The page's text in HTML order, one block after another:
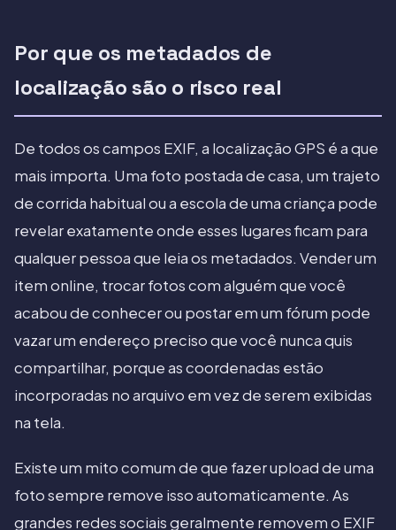
Por que os metadados de
localização são o risco real
De todos os campos EXIF, a localização GPS é a que
mais importa. Uma foto postada de casa, um trajeto
de corrida habitual ou a escola de uma criança pode
revelar exatamente onde esses lugares ficam para
qualquer pessoa que leia os metadados. Vender um
item online, trocar fotos com alguém que você
acabou de conhecer ou postar em um fórum pode
vazar um endereço preciso que você nunca quis
compartilhar, porque as coordenadas estão
incorporadas no arquivo em vez de serem exibidas
na tela.
Existe um mito comum de que fazer upload de uma
foto sempre remove isso automaticamente. As
grandes redes sociais geralmente removem o EXIF